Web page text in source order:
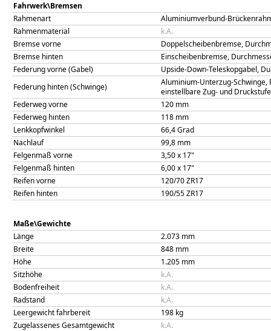
Fahrwerk\Bremsen
Rahmenart
Aluminiumverbund-
Rahmenmaterial
k.A.
Bremse vorne
Doppelscheibenbremse,
Bremse hinten
Einscheibenbremse,
Federung vorne (Gabel)
Upside-Down-Teleskopgabel,
Federung hinten (Schwinge)
Aluminium-Unterzug-
einstellbare Zug- und Druckstufe
Federweg vorne
120 mm
Federweg hinten
118 mm
Lenkkopfwinkel
66,4Grad
Nachlauf
99,8 mm
Felgenmaß vorne
3,50 x 17"
Felgenmaß hinten
6,00 x 17"
Reifen vorne
120/70 ZR17
Reifen hinten
190/55 ZR17
Maße\Gewichte
Länge
2.073 mm
Breite
848 mm
Höhe
1.205 mm
Sitzhöhe
k.A.
Bodenfreiheit
k.A.
Radstand
k.A.
Leergewicht fahrbereit
198 kg
Zugelassenes Gesamtgewicht
k.A.